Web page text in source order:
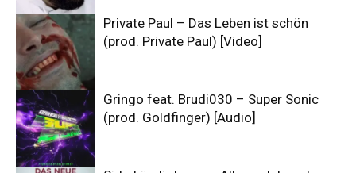
Private Paul – Das Leben ist schön
(prod. Private Paul) [Video]
Gringo feat. Brudi030 – Super Sonic
(prod. Goldfinger) [Audio]